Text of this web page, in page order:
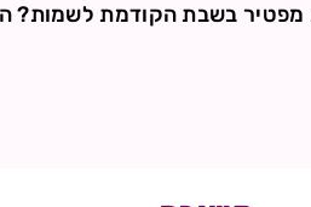
בשבת הקודמת לשמות?